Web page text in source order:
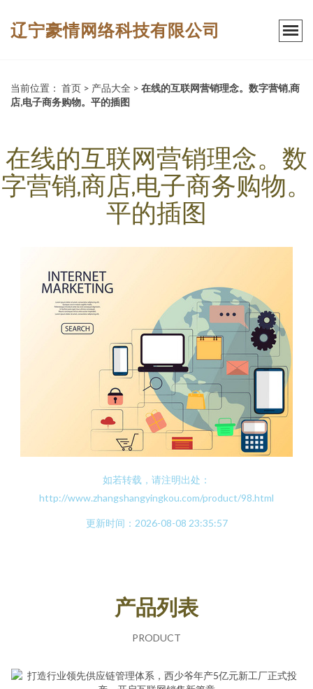
辽宁豪情网络科技有限公司
当前位置： 首页 > 产品大全 > 在线的互联网营销理念。数字营销,商
店,电子商务购物。平的插图
在线的互联网营销理念。数
字营销,商店,电子商务购物。
平的插图
如若转载，请注明出处：
http://www.zhangshangyingkou.com/product/98.html
更新时间：2026-08-08 23:35:57
产品列表
PRODUCT